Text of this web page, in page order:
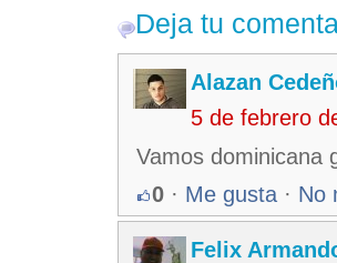
Deja tu
Alazan
5 de febrero
Vamos dominicana
0 · Me gusta · No
Felix